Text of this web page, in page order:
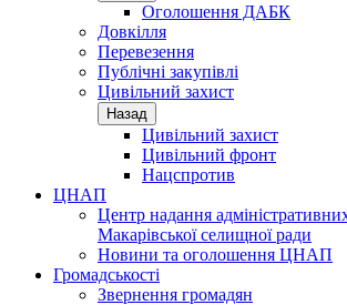
Оголошення ДАБК
Довкілля
Перевезення
Публічні закупівлі
Цивільний захист
Назад
Цивільний захист
Цивільний фронт
Нацспротив
ЦНАП
Центр надання
Макарівської селищної ради
Новини та оголошення ЦНАП
Громадськості
Звернення громадян